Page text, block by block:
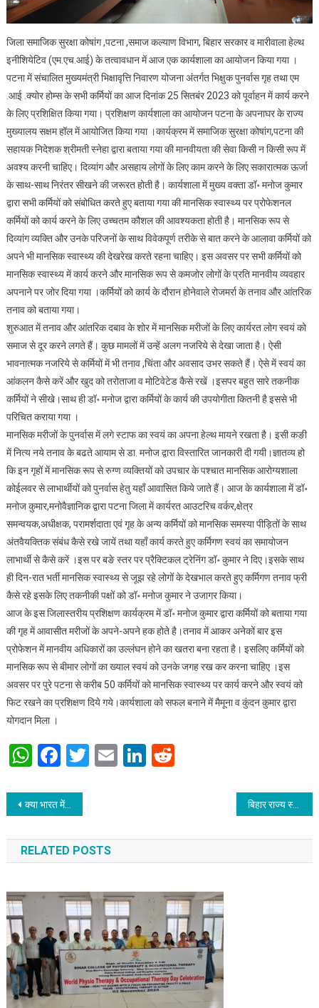
जिला समाजिक सुरक्षा कोषांग ,पटना ,समाज कल्याण विभाग, बिहार सरकार व मारीवाला हेल्थ
इनीशियेटिव (एम.एच.आई) के तत्वावधान में आज एक कार्यशाला का आयोजन किया गया ।
पटना में संचालित मुख्यमंत्री भिक्षावृत्ति निवारण योजना अंतर्गत भिक्षुक पुनर्वास गृह तथा एम
.आई .क्योर होम्स के सभी कर्मियों का आज दिनांक 25 सितबंर 2023 को पूर्वाहन में कार्य करने
के लिए प्रशिक्षित किया गया। प्रशिक्षण कार्यशाला का आयोजन पटना के अपनाघर के राज्य
मुख्यालय सक्षम हॉल में आयोजित किया गया ।कार्यक्रम में समाजिक सुरक्षा कोषांग,पटना की
सहायक निदेशक श्रीमती स्नेहा द्वारा बताया गया की मानवीयता की सेवा किसी न किसी रूप में
अवश्य करनी चाहिए। दिव्यांग और असहाय लोगों के लिए काम करने के लिए सकारात्मक ऊर्जा
के साथ-साथ निरंतर सीखने की जरूरत होती है। कार्यशाला में मुख्य वक्ता डॉ॰ मनोज कुमार
द्वारा सभी कर्मियों को संबोधित करते हुए बताया गया की मानसिक स्वास्थ्य पर प्रोफेशनल
कर्मियों को कार्य करने के लिए उच्चतम कौशल की आवश्यकता होती है। मानसिक रूप से
दिव्यांग व्यक्ति और उनके परिजनों के साथ विवेकपूर्ण तरीके से बात करने के आलावा कर्मियों को
अपने भी मानसिक स्वास्थ्य की देखरेख करते रहना चाहिए। इस अवसर पर सभी कर्मियों को
मानसिक स्वास्थ्य में कार्य करने और मानसिक रूप से कमजोर लोगों के प्रति मानवीय व्यवहार
अपनाने पर जोर दिया गया ।कर्मियों को कार्य के दौरान होनेवाले रोजमर्रा के तनाव और आंतरिक
तनाव को बताया गया।
शुरुआत में तनाव और आंतरिक दबाव के शोर में मानसिक मरीजों के लिए कार्यरत लोग स्वयं को
समाज से दूर करने लगते हैं। कुछ मामलों में उन्हें अलग नजरिये से देखा जाता है। ऐसी
भावनात्मक नजरिये से कर्मियों में भी तनाव ,चिंता और अवसाद उभर सकते हैं। ऐसे में स्वयं का
आंकलन कैसे करें और खुद को तरोताजा व मोटिवेटेड कैसे रखें ।इसपर बहुत सारे तकनीक
कर्मियों ने सीखे।साथ ही डॉ॰ मनोज द्वारा कर्मियों के कार्य की उपयोगीता कितनी है इससे भी
परिचित कराया गया ।
मानसिक मरीजों के पुनर्वास में लगे स्टाफ का स्वयं का अपना हेल्थ मायने रखता है। इसी कङी
में नित्य नये तनाव के बढते आयाम से डा. मनोज द्वारा विस्तारित जानकारी दी गयी।ज्ञातव्य हो
कि इन गृहों में मानसिक रूप से रुग्ण व्यक्तियों को उपचार के पश्चात मानसिक आरोग्यशाला
कोईलवर से लाभार्थीयों को पुनर्वास हेतु यहाँ आवासित किये जाते हैं। आज के कार्यशाला में डॉ॰
मनोज कुमार,मनोवैज्ञानिक द्वारा पटना जिला में कार्यरत आउटरिच वर्कर,क्षेत्र
समन्वयक,अधीक्षक, परामर्शदाता एवं गृह के अन्य कर्मियों को मानसिक समस्या पीड़ितों के साथ
अंतवैयक्तिक संबंध कैसे रखे जायें तथा यहाँ कार्य करते हुए कर्मिगण स्वयं का समायोजन
लाभार्थी से कैसे करें ।इस पर बङे स्तर पर प्रैक्टिकल ट्रेनिंग डॉ॰ कुमार ने दिए।इसके साथ
ही दिन-रात भर्ती मानसिक स्वास्थ्य से जूझ रहे लोगों के देखभाल करते हुए कर्मिगण तनाव फ्री
कैसे रहे इसके लिए तकनीकी पक्षों को डॉ॰ मनोज कुमार ने उजागर किया।
आज के इस जिलास्तरीय प्रशिक्षण कार्यक्रम में डॉ॰ मनोज कुमार द्वारा कर्मियों को बताया गया
की गृह में आवासीत मरीजों के अपने-अपने हक होते है।तनाव में आकर अनेकों बार इस
प्रोफेशन में मानवीय अधिकारों का उल्लंघन होने का खतरा बना रहता है। इसलिए कर्मियों को
मानसिक रूप से बीमार लोगों का ख्याल स्वयं को उनके जगह रख कर करना चाहिए ।इस
अवसर पर पुरे पटना से करीब 50 कर्मियों को मानसिक स्वास्थ्य पर कार्य करने और स्वयं को
फिट रखने का प्रशिक्षण दिये गये।कार्यशाला को सफल बनाने में मैमूना व कुंदन कुमार द्वारा
योगदान मिला ।
WhatsApp
Facebook
Twitter
EmailLinkedIn
Reddit
Post navigation
क्या भारत में वरिष्ठ नागरिक होना अपराध है? बिहार राज्य स्वास्थ्य समिति ने विश्व पर्यावरण स्वास्थ्य दिवस पर किया विभिन्न कार्यक्रम .
RELATED POSTS